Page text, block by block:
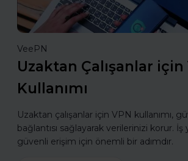
VeePN
Uzaktan Çalışanlar için
Kullanımı
Uzaktan çalışanlar için VPN kullanımı,
bağlantısı sağlayarak verilerinizi korur. İş
güvenli erişim için önemli bir adımdır.